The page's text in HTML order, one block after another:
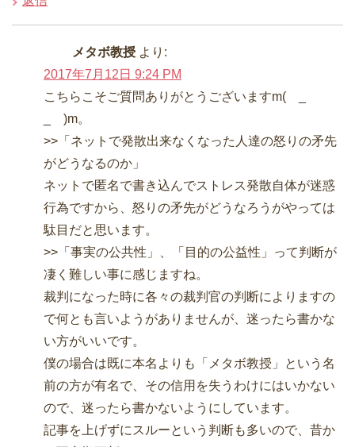
メタボ教授 より:
2017年7月12日 9:24 PM
こちらこそご質問ありがとうございますm( _
_ )m。
>>「ネットで発散出来なくなった人達の怒りの矛先
がどうなるのか」
ネットで匿名で書き込んでストレス発散自体が迷惑
行為ですから、怒りの矛先がどうなろうがやっては
駄目だと思います。
>>「事実の公共性」、「目的の公益性」って判断が
凄く難しい事に感じますね。
裁判になった時に各々の裁判官の判断によりますの
で何とも言いようがありませんが、迷ったら書かな
い方がいいです。
僕の場合は既に本名よりも「メタボ教授」という名
前の方が有名で、その信用を失うわけにはいかない
ので、迷ったら書かないようにしています。
記事を上げずにスルーという判断も多いので、昔か